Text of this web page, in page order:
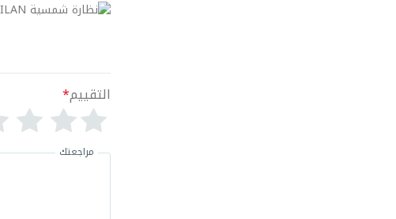
التقييم*
مراجعتك